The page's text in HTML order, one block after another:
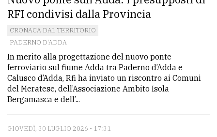
RFI condivisi dalla Provincia
CRONACA DAL TERRITORIO
PADERNO D'ADDA
In merito alla progettazione del nuovo ponte
ferroviario sul fiume Adda tra Paderno d’Adda e
Calusco d’Adda, Rfi ha inviato un riscontro ai Comuni
del Meratese, dell’Associazione Ambito Isola
Bergamasca e dell’...
GIOVEDÌ, 30 LUGLIO 2026 - 17:31